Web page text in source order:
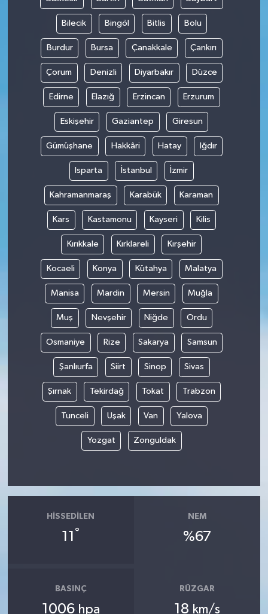
Bilecik Bingöl Bitlis Bolu
Burdur Bursa Çanakkale Çankırı
Çorum Denizli Diyarbakır Düzce
Edirne Elazığ Erzincan Erzurum
Eskişehir Gaziantep Giresun
Gümüşhane Hakkâri Hatay Iğdır
Isparta İstanbul İzmir
Kahramanmaraş Karabük Karaman
Kars Kastamonu Kayseri Kilis
Kırıkkale Kırklareli Kırşehir
Kocaeli Konya Kütahya Malatya
Manisa Mardin Mersin Muğla
Muş Nevşehir Niğde Ordu
Osmaniye Rize Sakarya Samsun
Şanlıurfa Siirt Sinop Sivas
Şırnak Tekirdağ Tokat Trabzon
Tunceli Uşak Van Yalova
Yozgat Zonguldak
HISSEDILEN
11 °
NEM
%67
BASINÇ
1006 hpa
RÜZGAR
18 km/s